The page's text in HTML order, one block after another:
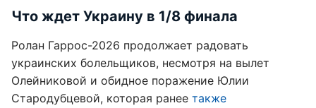
Что ждет Украину в 1/8 финала
Ролан Гаррос-2026 продолжает радовать
украинских болельщиков, несмотря на вылет
Олейниковой и обидное поражение Юлии
Стародубцевой, которая ранее также